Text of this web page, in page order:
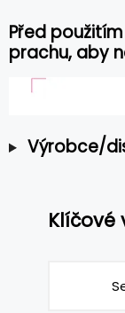
Před
prachu, aby
Výrobce/
Klíčové